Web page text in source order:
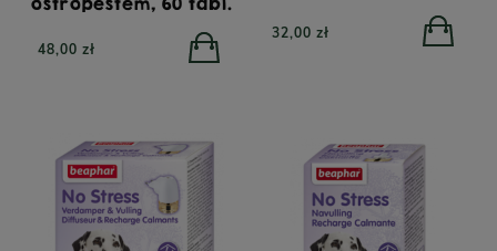
48,00 zł
32,00 zł